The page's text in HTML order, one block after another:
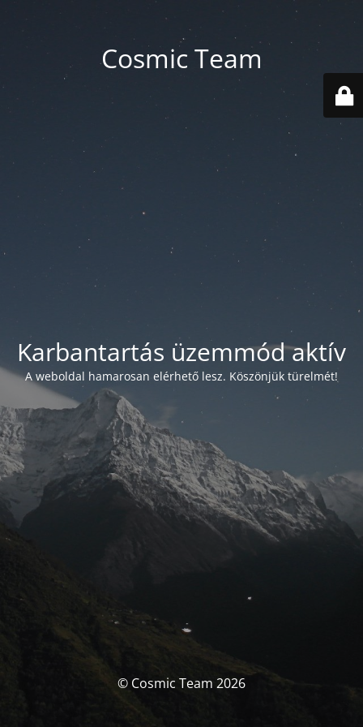
Cosmic Team
Karbantartás üzemmód aktív
A weboldal hamarosan elérhető lesz. Köszönjük türelmét!
© Cosmic Team 2026